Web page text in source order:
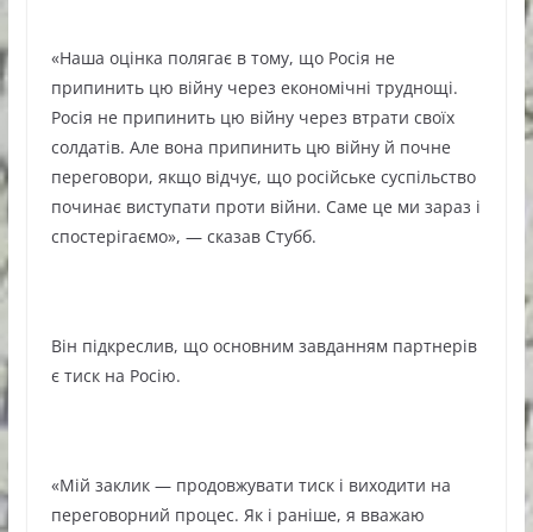
«Наша оцінка полягає в тому, що Росія не
припинить цю війну через економічні труднощі.
Росія не припинить цю війну через втрати своїх
солдатів. Але вона припинить цю війну й почне
переговори, якщо відчує, що російське суспільство
починає виступати проти війни. Саме це ми зараз і
спостерігаємо», — сказав Стубб.
Він підкреслив, що основним завданням партнерів
є тиск на Росію.
«Мій заклик — продовжувати тиск і виходити на
переговорний процес. Як і раніше, я вважаю